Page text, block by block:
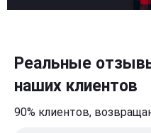
Реальные
наших клиентов
90% клиентов,